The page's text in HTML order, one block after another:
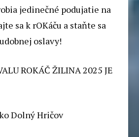
jedinečné podujatie na
sa k rOKáču a staňte sa
oslavy!
ROKÁČ ŽILINA 2025 JE
Dolný Hričov